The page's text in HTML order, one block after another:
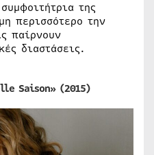
της
περισσότερο την
παίρνουν
διαστάσεις.
Saison» (2015)